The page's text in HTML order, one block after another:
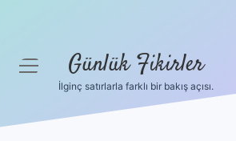
menüyü Günlük Fikirler
İlginç satırlarla farklı bir bakış açısı.